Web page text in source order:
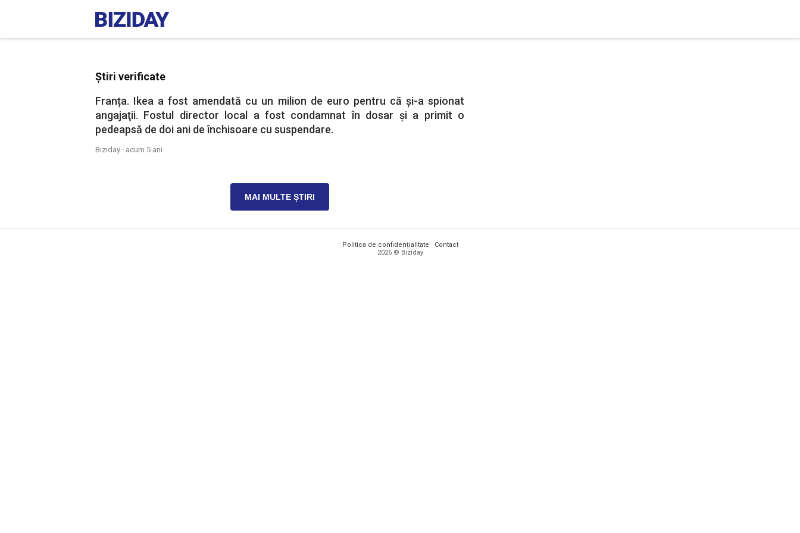
Știri verificate
Franța. Ikea a fost amendată cu un milion de euro pentru că şi-a spionat
angajaţii. Fostul director local a fost condamnat în dosar și a primit o
pedeapsă de doi ani de închisoare cu suspendare.
Biziday · acum 5 ani
MAI MULTE ȘTIRI
Politica de confidențialitate · Contact
2026 © Biziday